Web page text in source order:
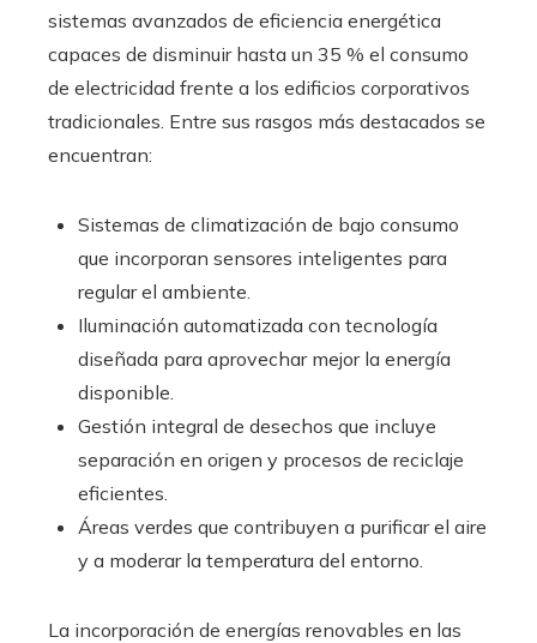
sistemas avanzados de eficiencia energética
capaces de disminuir hasta un 35 % el consumo
de electricidad frente a los edificios corporativos
tradicionales. Entre sus rasgos más destacados se
encuentran:
Sistemas de climatización de bajo consumo
que incorporan sensores inteligentes para
regular el ambiente.
Iluminación automatizada con tecnología
diseñada para aprovechar mejor la energía
disponible.
Gestión integral de desechos que incluye
separación en origen y procesos de reciclaje
eficientes.
Áreas verdes que contribuyen a purificar el aire
y a moderar la temperatura del entorno.
La incorporación de energías renovables en las